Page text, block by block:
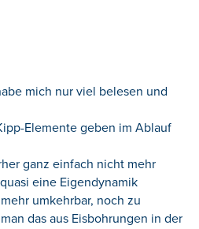
mich nur viel belesen und
Elemente geben im Ablauf
ganz einfach nicht mehr
eine Eigendynamik
umkehrbar, noch zu
das aus Eisbohrungen in der